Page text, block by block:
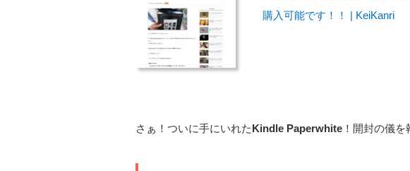
購入可能です！！ | KeiKanri
さぁ！ついに手にいれた Kindle Paperwhite ！開封の儀